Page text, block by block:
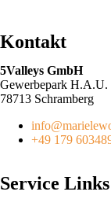
Kontakt
5Valleys GmbH
Gewerbepark H.A.U.
78713 Schramberg
+49 179
Service Links